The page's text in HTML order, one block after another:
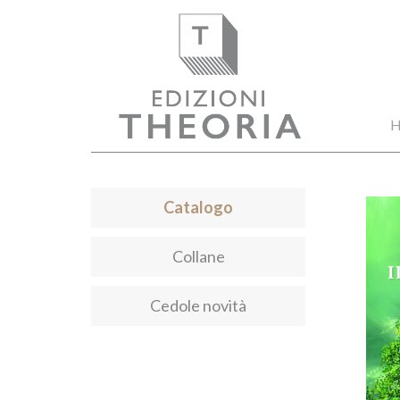
Catalogo
Collane
Cedole novità